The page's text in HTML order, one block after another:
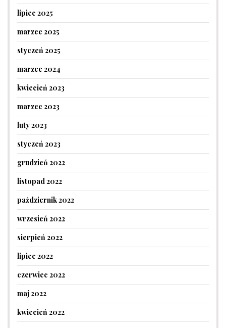
lipiec 2025
marzec 2025
styczeń 2025
marzec 2024
kwiecień 2023
marzec 2023
luty 2023
styczeń 2023
grudzień 2022
listopad 2022
październik 2022
wrzesień 2022
sierpień 2022
lipiec 2022
czerwiec 2022
maj 2022
kwiecień 2022